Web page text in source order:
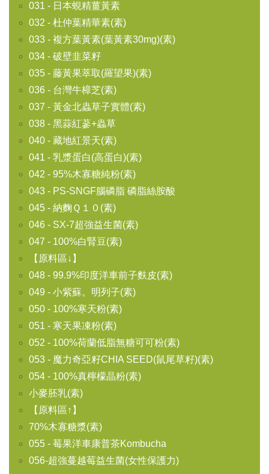
031 - 日本蜆精薑黃素
032 - 杜仲葉精華素(素)
033 - 複方葉黃素(葉黃素30mg)(素)
034 - 破壁韭菜籽
035 - 藤黃果萃取(羅望果)(素)
036 - 台灣牛樟芝(素)
037 - 黃金北蟲草子實體(素)
038 - 黑蒜紅蔘+蟲草
040 - 藏地紅景天(素)
041 - 乳漿蛋白(高蛋白)(素)
042 - 95%木寡糖純粉(素)
043 - PS-SNGF腦磷脂 磷脂絲胺酸
045 - 納麴Ｑ１０(素)
046 - SX-7超強益生菌(素)
047 - 100%白腎豆(素)
【原料區↓】
048 - 99.9%印度洋車前子麩皮(素)
049 - 小紫蘇。明列子(素)
050 - 100%寒天粉(素)
051 - 寒天果凍粉(素)
052 - 100%荷蘭低脂無糖可可粉(素)
053 - 魔力奇亞籽CHIA SEED(鼠尾草籽)(素)
054 - 100%真檸檬晶粉(素)
小麥胚乳(素)
【原料區↑】
70%木寡糖漿(素)
055 - 莓果洋車康普茶Kombucha
056-超強蔓越莓益生菌(女性保護力)